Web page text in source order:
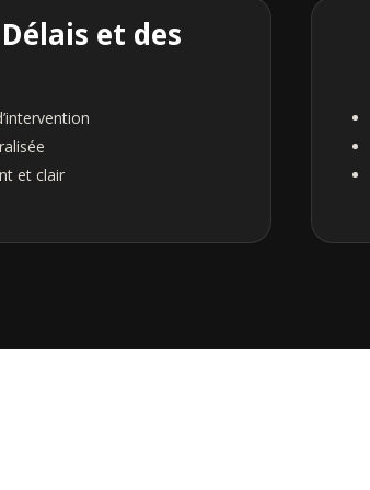
et des
et clair